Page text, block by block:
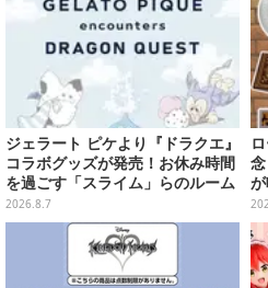
ジェラート ピケより『ドラクエ』
コラボグッズが発売！お休み時間
を過ごす「スライム」らのルーム
ウェア、雑貨など多数ラインナッ
プ
2026.8.7
さ